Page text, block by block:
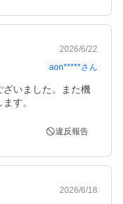
2026/6/22
aon*****さん
いました。また機
す。
違反報告
2026/6/18